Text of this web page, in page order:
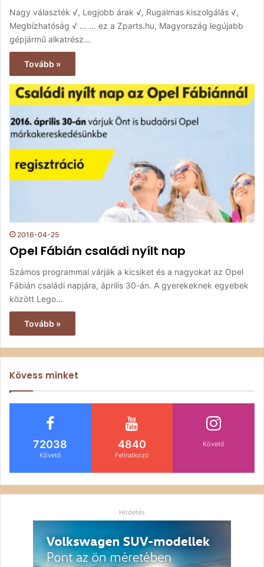
Nagy választék √, Legjobb árak √, Rugalmas kiszolgálás √,
Megbízhatóság √ … … ez a Zparts.hu, Magyország legújabb
gépjármű alkatrész…
Tovább »
2016-04-25
Opel Fábián családi nyílt nap
Számos programmal várják a kicsiket és a nagyokat az Opel
Fábián családi napjára, április 30-án. A gyerekeknek egyebek
között Lego…
Tovább »
Kövess minket
72038
Követő
4840
Feliratkozó
Követő
Hirdetés